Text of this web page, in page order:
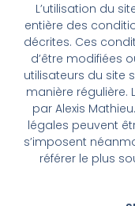
L’utilisation du
entière des
décrites. Ces
d’être modifiées
utilisateurs du site
manière régulière.
par Alexis
légales peuvent
s’imposent
référer le plus